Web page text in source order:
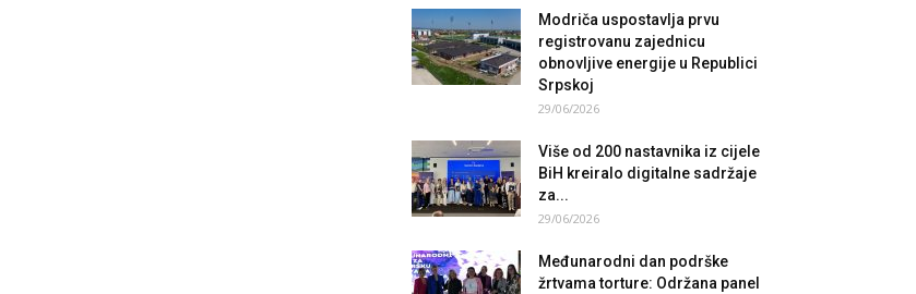
Modriča uspostavlja prvu
registrovanu zajednicu
obnovljive energije u Republici
Srpskoj
29/06/2026
Više od 200 nastavnika iz cijele
BiH kreiralo digitalne sadržaje
za...
29/06/2026
Međunarodni dan podrške
žrtvama torture: Održana panel